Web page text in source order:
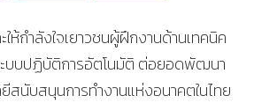
ห้กำลังใจเยาวชนผู้ฝึกงานด้านเทคนิค
บบปฏิบัติการอัตโนมัติ ต่อยอดพัฒนา
สนับสนุนการทำงานแห่งอนาคตในไทย